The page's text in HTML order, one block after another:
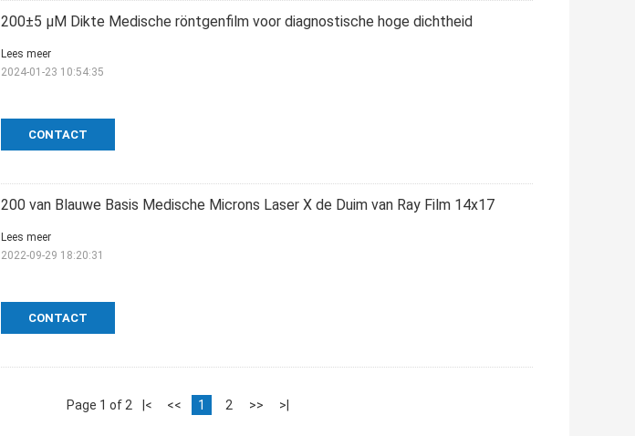
200±5 μM Dikte Medische röntgenfilm voor diagnostische hoge dichtheid
CONTACT
Lees meer
2024-01-23 10:54:35
200 van Blauwe Basis Medische Microns Laser X de Duim van Ray Film 14x17
CONTACT
Lees meer
2022-09-29 18:20:31
Page 1 of 2 |< << 1 2 >> >|